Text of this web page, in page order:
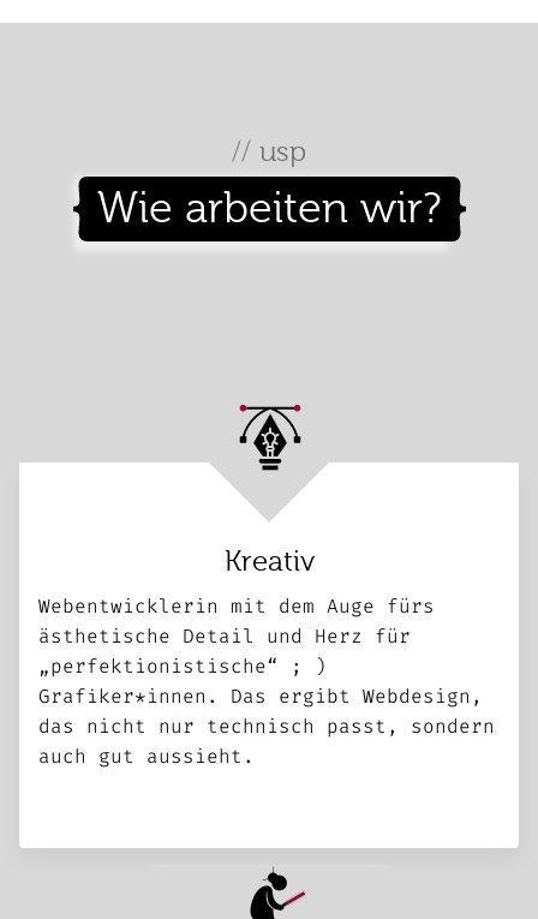
// usp
Wie arbeiten wir?
Kreativ
Webentwicklerin mit dem Auge fürs
ästhetische Detail und Herz für
„perfektio­ni­stische“ ; )
Grafiker*innen. Das ergibt Webdesign,
das nicht nur technisch passt, sondern
auch gut aussieht.